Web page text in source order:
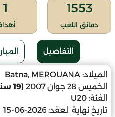
1553
دقائق اللعب
1
التفاصيل
الميلاد: Batna, MEROUANA
الخميس 28 جوان 2007
(19 سنة)
الفئة: U20
تاريخ نهاية العقد: 2026-06-15